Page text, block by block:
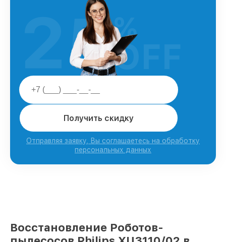
Получить скидку
Отправляя заявку, Вы соглашаетесь на обработку
персональных данных
25%
OFF
Восстановление Роботов-